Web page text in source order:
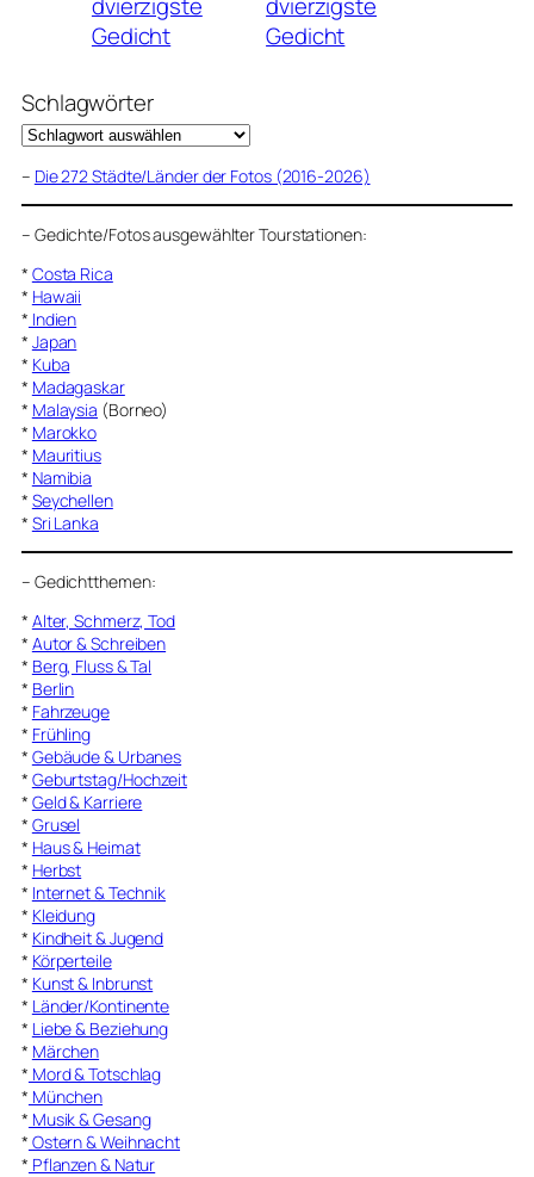
Gedicht
Gedicht
Schlagwörter
– Die 272 Städte/Länder der Fotos (2016-2026)
– Gedichte/Fotos ausgewählter Tourstationen:
* Costa Rica
* Hawaii
* Indien
* Japan
* Kuba
* Madagaskar
* Malaysia (Borneo)
* Marokko
* Mauritius
* Namibia
* Seychellen
* Sri Lanka
– Gedichtthemen:
* Alter, Schmerz, Tod
* Autor & Schreiben
* Berg, Fluss & Tal
* Berlin
* Fahrzeuge
* Frühling
* Gebäude & Urbanes
* Geburtstag/Hochzeit
* Geld & Karriere
* Grusel
* Haus & Heimat
* Herbst
* Internet & Technik
* Kleidung
* Kindheit & Jugend
* Körperteile
* Kunst & Inbrunst
* Länder/Kontinente
* Liebe & Beziehung
* Märchen
* Mord & Totschlag
* München
* Musik & Gesang
* Ostern & Weihnacht
* Pflanzen & Natur